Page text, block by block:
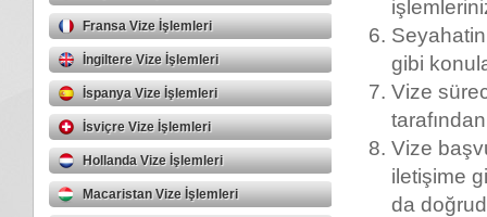
Fransa Vize İşlemleri
İngiltere Vize İşlemleri
İspanya Vize İşlemleri
İsviçre Vize İşlemleri
Hollanda Vize İşlemleri
Macaristan Vize İşlemleri
gibi
Vize
Vize
iletişime
da